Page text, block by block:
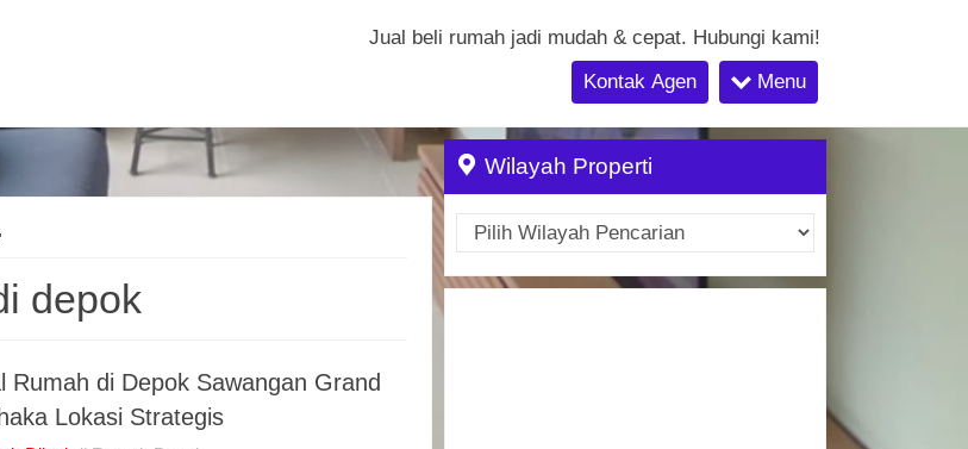
Jual beli rumah jadi mudah & cepat. Hubungi kami!
Kontak Agen
Menu
depok
Rumah di Depok Sawangan Grand
Lokasi Strategis
Wilayah Properti